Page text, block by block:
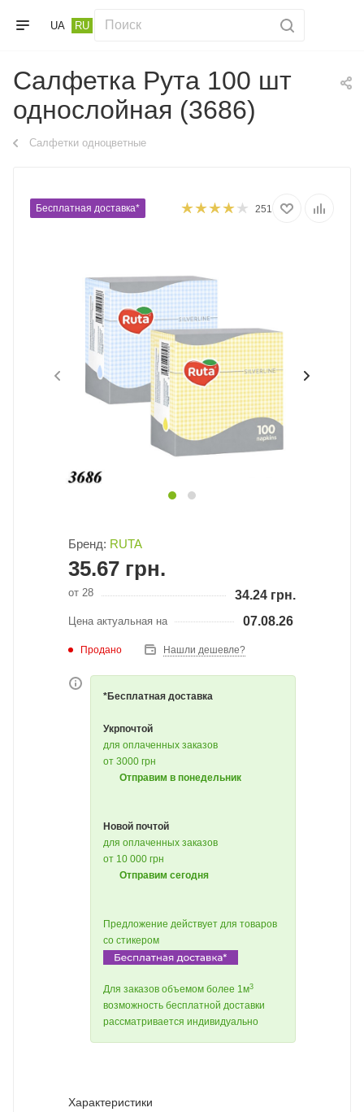
UA RU
Салфетка Рута 100 шт
однослойная (3686)
Салфетки одноцветные
Бесплатная доставка* 251
Бренд: RUTA
35.67 грн.
от 28 34.24 грн.
Цена актуальная на 07.08.26
Продано Нашли дешевле?
*Бесплатная доставка
Укрпочтой
для оплаченных заказов
от 3000 грн
Отправим в понедельник
Новой почтой
для оплаченных заказов
от 10 000 грн
Отправим сегодня
Предложение действует для товаров
со стикером
Для заказов объемом более 1м3
возможность бесплатной доставки
рассматривается индивидуально
Характеристики